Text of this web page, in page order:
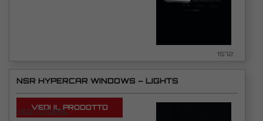
1572
NSR HYPERCAR WINDOWS – LIGHTS
VEDI TUTORIAL
VEDI IL PRODOTTO